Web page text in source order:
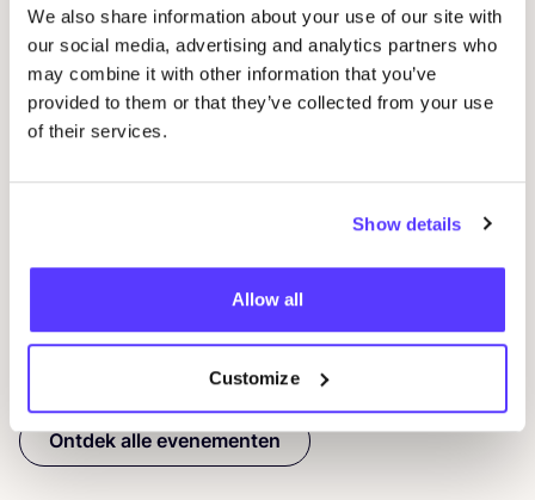
We also share information about your use of our site with
our social media, advertising and analytics partners who
may combine it with other information that you’ve
provided to them or that they’ve collected from your use
of their services.
Show details
Allow all
Customize
14 AUG
WorkshopREDje kleren: borduren met
STUDIO STEEKenREST
PreviousNext
Ontdek alle evenementen